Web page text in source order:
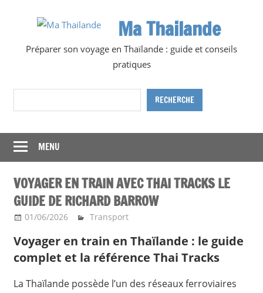
Ma Thailande
Préparer son voyage en Thaïlande : guide et conseils
pratiques
Rechercher
RECHERCHE
MENU
VOYAGER EN TRAIN AVEC THAI TRACKS LE
GUIDE DE RICHARD BARROW
01/06/2026 Ma Thailande
Transport
Voyager en train en Thaïlande : le guide
complet et la référence Thai Tracks
La Thaïlande possède l’un des réseaux ferroviaires